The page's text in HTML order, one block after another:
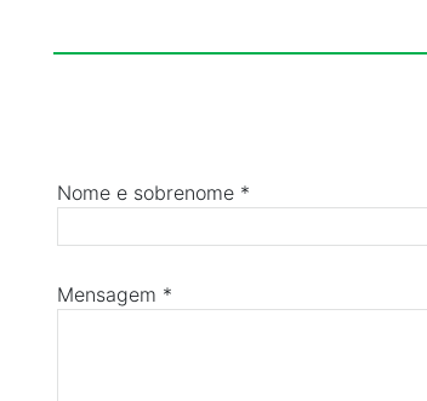
Nome e sobrenome *
Mensagem *